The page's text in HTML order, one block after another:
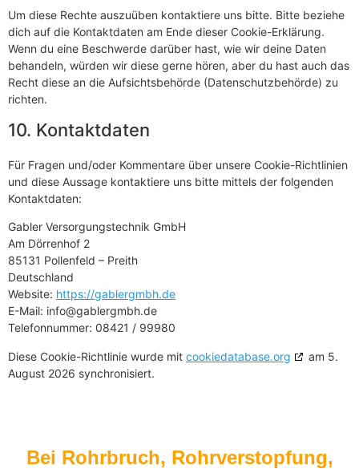
Um diese Rechte auszuüben kontaktiere uns bitte. Bitte beziehe
dich auf die Kontaktdaten am Ende dieser Cookie-Erklärung.
Wenn du eine Beschwerde darüber hast, wie wir deine Daten
behandeln, würden wir diese gerne hören, aber du hast auch das
Recht diese an die Aufsichtsbehörde (Datenschutzbehörde) zu
richten.
10. Kontaktdaten
Für Fragen und/oder Kommentare über unsere Cookie-Richtlinien
und diese Aussage kontaktiere uns bitte mittels der folgenden
Kontaktdaten:
Gabler Versorgungstechnik GmbH
Am Dörrenhof 2
85131 Pollenfeld – Preith
Deutschland
Website: https://gablergmbh.de
E-Mail: info@gablergmbh.de
Telefonnummer: 08421 / 99980
Diese Cookie-Richtlinie wurde mit cookiedatabase.org
am 5.
August 2026 synchronisiert.
Bei Rohrbruch, Rohrverstopfung,